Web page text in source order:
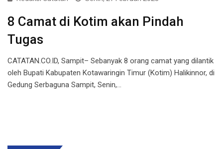
8 Camat di Kotim akan Pindah
Tugas
CATATAN.CO.ID, Sampit– Sebanyak 8 orang camat yang dilantik
oleh Bupati Kabupaten Kotawaringin Timur (Kotim) Halikinnor, di
Gedung Serbaguna Sampit, Senin,…